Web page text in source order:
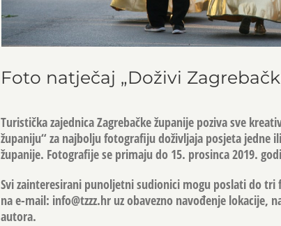
Foto natječaj „Doživi
Turistička zajednica Zagrebačke županije poziva sve
županiju“ za najbolju fotografiju doživljaja posjeta jedne
županije. Fotografije se primaju do 15. prosinca 2019.
Svi zainteresirani punoljetni sudionici mogu poslati do
na e-mail: info@tzzz.hruz obavezno navođenje lokacije,
autora.